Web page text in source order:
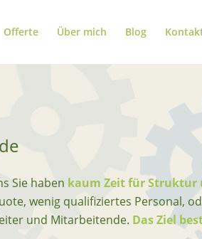
Offerte Über mich Blog
Sie haben kaum Zeit für Struktur
wenig qualifiziertes Personal,
und Mitarbeitende. Das Ziel